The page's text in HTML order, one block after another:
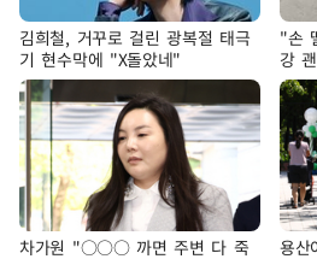
김희철, 거꾸로 걸린 광복절 태극
기 현수막에 "X돌았네"
"손
강
차가원 "○○○ 까면 주변 다 죽
용산